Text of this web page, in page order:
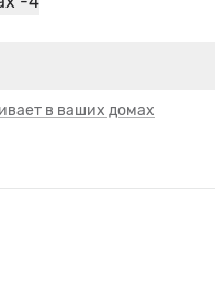
в ваших домах